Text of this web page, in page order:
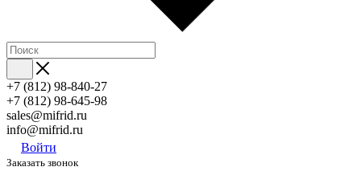
+7 (812) 98-840-27
+7 (812) 98-645-98
sales@mifrid.ru
info@mifrid.ru
Войти
Заказать звонок